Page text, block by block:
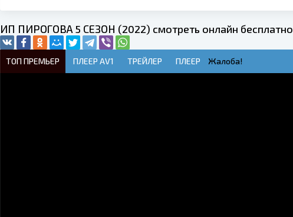
ИП ПИРОГОВА 5 СЕЗОН (2022) смотреть онлайн бесплатно
ТОП ПРЕМЬЕР ПЛЕЕР AV1 ТРЕЙЛЕР ПЛЕЕР Жалоба!